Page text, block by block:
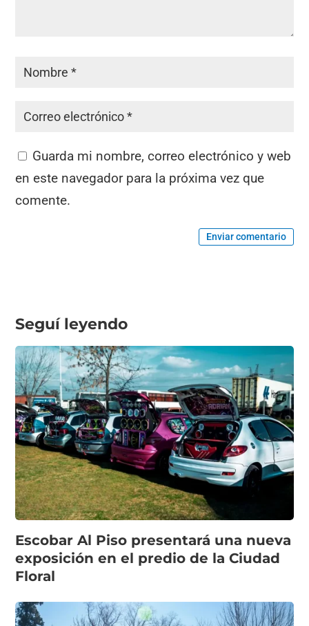
Guarda mi nombre, correo electrónico y web
en este navegador para la próxima vez que
comente.
Enviar comentario
Seguí leyendo
Escobar Al Piso presentará una nueva
exposición en el predio de la Ciudad
Floral